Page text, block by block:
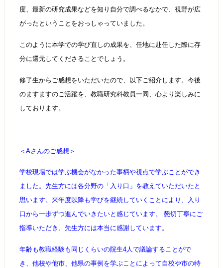
度、最新の研究成果などを知り自分で調べるなかで、視野が広
がったということをおっしゃっていました。
このように本学での学び直しの成果を、任地に赴任した際に存
分に還元してくださることでしょう。
修了生からご感想をいただいたので、以下ご紹介します。今後
のますますのご活躍を、教職研究科教員一同、心より楽しみに
しております。
＜Aさんのご感想＞
学校現場では学ぶ機会がなかった事柄や視点で学ぶことができ
ました。先生方には各分野の「入り口」を教えていただいたと
思います。来年度以降も学びを継続していくことにより、入り
口から一歩ずつ進んでいきたいと感じています。 懇切丁寧にご
指導いただき、先生方には本当に感謝しています。
年齢も教職経験も同じくらいの院生4人で議論することがで
き、他校や他市、他県の事例を学ぶことによって自校や市の特